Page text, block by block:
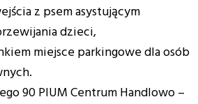
z psem asystującym
dzieci,
miejsce parkingowe dla osób
90 PIUM Centrum Handlowo –